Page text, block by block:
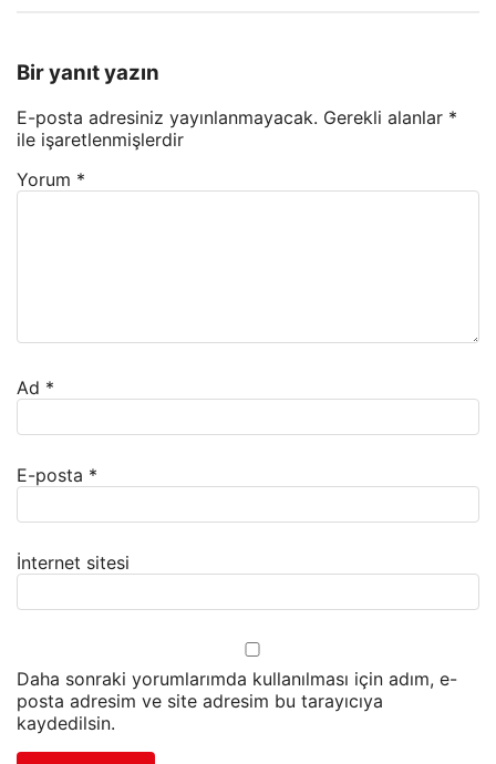
Bir yanıt yazın
E-posta adresiniz yayınlanmayacak. Gerekli alanlar *
ile işaretlenmişlerdir
Yorum *
Ad *
E-posta *
İnternet sitesi
Daha sonraki yorumlarımda kullanılması için adım, e-
posta adresim ve site adresim bu tarayıcıya
kaydedilsin.